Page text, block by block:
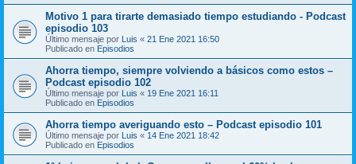
Motivo 1 para tirarte demasiado tiempo estudiando - Podcast
episodio 103
Último mensaje por Luis « 21 Ene 2021 16:50
Publicado en Episodios
Ahorra tiempo, siempre volviendo a básicos como estos –
Podcast episodio 102
Último mensaje por Luis « 19 Ene 2021 16:11
Publicado en Episodios
Ahorra tiempo averiguando esto – Podcast episodio 101
Último mensaje por Luis « 14 Ene 2021 18:42
Publicado en Episodios